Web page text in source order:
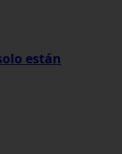
están